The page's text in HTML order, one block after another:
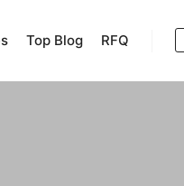
Top Blog RFQ